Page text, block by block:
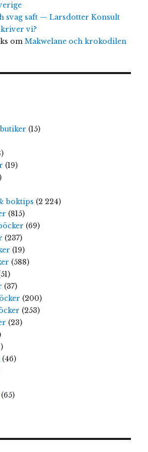
svag saft — Larsdotter Konsult
vi?
om Makwelane och krokodilen
(15)
(19)
boktips (2 224)
(815)
(69)
(237)
(19)
(588)
(37)
(200)
(253)
(23)
(46)